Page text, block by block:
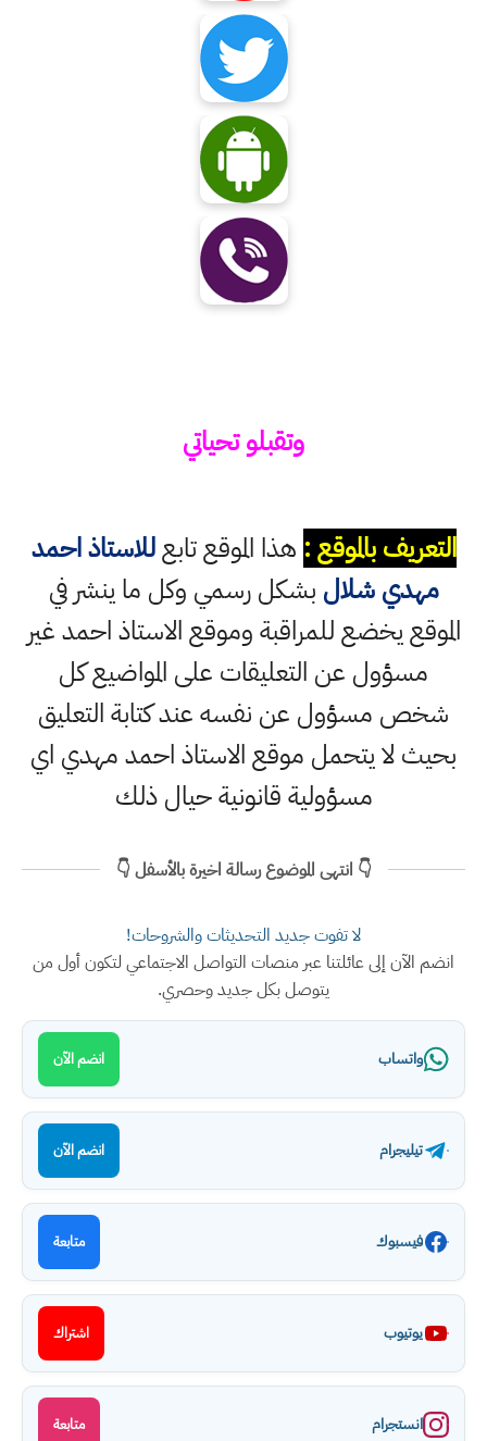
وتقبلو تحياتي
التعريف بالموقع : هذا الموقع تابعللاستاذ احمد
مهدي شلال بشكل رسمي وكل ما ينشر في
الموقع يخضع للمراقبة وموقع الاستاذ احمد غير
مسؤول عن التعليقات على المواضيع كل
شخص مسؤول عن نفسه عند كتابة التعليق
بحيث لا يتحمل موقع الاستاذ احمد مهدي اي
مسؤولية قانونية حيال ذلك
👇 انتهى الموضوع رسالة اخيرة بالأسفل 👇
لا تفوت جديد التحديثات والشروحات!
انضم الآن إلى عائلتنا عبر منصات التواصل الاجتماعي لتكون أول من
يتوصل بكل جديد وحصري.
واتساب انضم الآن
تيليجرام انضم الآن
فيسبوك متابعة
يوتيوب اشتراك
انستجرام متابعة